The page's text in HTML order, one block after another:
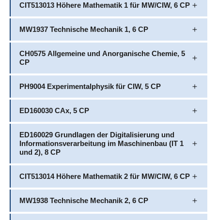
CIT513013 Höhere Mathematik 1 für MW/CIW, 6 CP
MW1937 Technische Mechanik 1, 6 CP
CH0575 Allgemeine und Anorganische Chemie, 5
CP
PH9004 Experimentalphysik für CIW, 5 CP
ED160030 CAx, 5 CP
ED160029 Grundlagen der Digitalisierung und
Informationsverarbeitung im Maschinenbau (IT 1
und 2), 8 CP
CIT513014 Höhere Mathematik 2 für MW/CIW, 6 CP
MW1938 Technische Mechanik 2, 6 CP